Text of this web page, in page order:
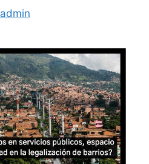
admin